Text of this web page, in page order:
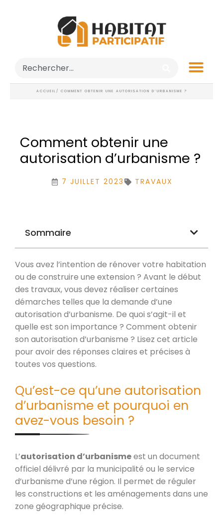
ACCUEIL / COMMENT OBTENIR UNE AUTORISATION D’URBANISME ?
Comment obtenir une
autorisation d’urbanisme ?
7 JUILLET 2023 TRAVAUX
Sommaire
Vous avez l’intention de rénover votre habitation
ou de construire une extension ? Avant le début
des travaux, vous devez réaliser certaines
démarches telles que la demande d’une
autorisation d’urbanisme. De quoi s’agit-il et
quelle est son importance ? Comment obtenir
son autorisation d’urbanisme ? Lisez cet article
pour avoir des réponses claires et précises à
toutes vos questions.
Qu’est-ce qu’une autorisation
d’urbanisme et pourquoi en
avez-vous besoin ?
L’autorisation d’urbanismeest un document
officiel délivré par la municipalité ou le service
d’urbanisme d’une région. Il permet de réguler
les constructions et les aménagements dans une
zone géographique précise.